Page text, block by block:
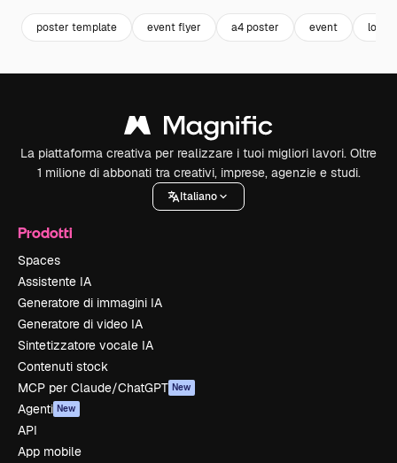
poster template event flyer a4 poster event
La piattaforma creativa per realizzare i tuoi migliori lavori. Oltre
1 milione di abbonati tra creativi, imprese, agenzie e studi.
Italiano
Prodotti
Spaces
Assistente IA
Generatore di immagini IA
Generatore di video IA
Sintetizzatore vocale IA
Contenuti stock
MCP per Claude/ChatGPT New
Agenti New
API
App mobile